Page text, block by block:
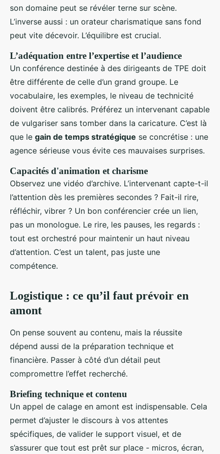
son domaine peut se révéler terne sur scène.
L’inverse aussi : un orateur charismatique sans fond
peut vite décevoir. L’équilibre est crucial.
L’adéquation entre l’expertise et l’audience
Un conférence destinée à des dirigeants de TPE doit
être différente de celle d’un grand groupe. Le
vocabulaire, les exemples, le niveau de technicité
doivent être calibrés. Préférez un intervenant capable
de vulgariser sans tomber dans la caricature. C’est là
que le gain de temps stratégique se concrétise : une
agence sérieuse vous évite ces mauvaises surprises.
Capacités d'animation et charisme
Observez une vidéo d’archive. L’intervenant capte-t-il
l’attention dès les premières secondes ? Fait-il rire,
réfléchir, vibrer ? Un bon conférencier crée un lien,
pas un monologue. Le rire, les pauses, les regards :
tout est orchestré pour maintenir un haut niveau
d’attention. C’est un talent, pas juste une
compétence.
Logistique : ce qu’il faut prévoir en
amont
On pense souvent au contenu, mais la réussite
dépend aussi de la préparation technique et
financière. Passer à côté d’un détail peut
compromettre l’effet recherché.
Briefing technique et contenu
Un appel de calage en amont est indispensable. Cela
permet d’ajuster le discours à vos attentes
spécifiques, de valider le support visuel, et de
s’assurer que tout est prêt sur place - micros, écran,